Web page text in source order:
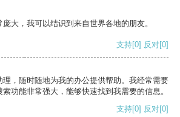
大，我可以结识到来自世界各地的朋友。
支持[0] 反对[0]
，随时随地为我的办公提供帮助。我经常需要
功能非常强大，能够快速找到我需要的信息。
支持[0] 反对[0]